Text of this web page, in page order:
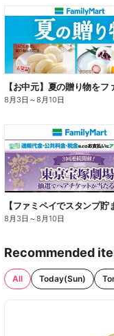
【お中元】夏の贈り物をフ
8月3日 ～8月10日
8月3日 ～8月10日
Recommended
All Today(Sun)